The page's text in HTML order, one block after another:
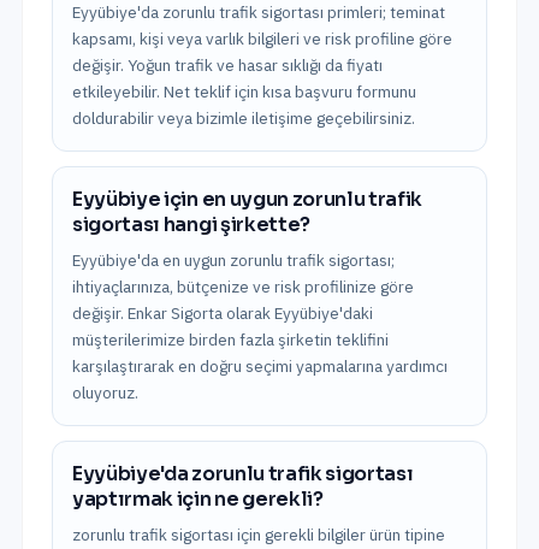
Eyyübiye'da zorunlu trafik sigortası primleri; teminat
kapsamı, kişi veya varlık bilgileri ve risk profiline göre
değişir. Yoğun trafik ve hasar sıklığı da fiyatı
etkileyebilir. Net teklif için kısa başvuru formunu
doldurabilir veya bizimle iletişime geçebilirsiniz.
Eyyübiye için en uygun zorunlu trafik
sigortası hangi şirkette?
Eyyübiye'da en uygun zorunlu trafik sigortası;
ihtiyaçlarınıza, bütçenize ve risk profilinize göre
değişir. Enkar Sigorta olarak Eyyübiye'daki
müşterilerimize birden fazla şirketin teklifini
karşılaştırarak en doğru seçimi yapmalarına yardımcı
oluyoruz.
Eyyübiye'da zorunlu trafik sigortası
yaptırmak için ne gerekli?
zorunlu trafik sigortası için gerekli bilgiler ürün tipine